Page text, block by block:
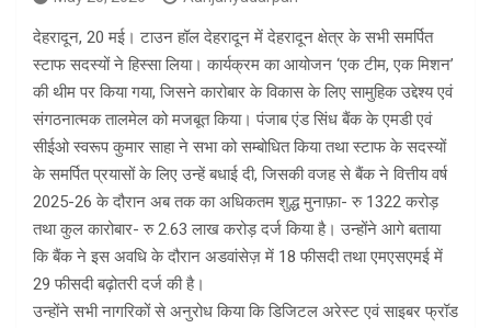
देहरादून, 20 मई। टाउन हॉल देहरादून में देहरादून क्षेत्र के सभी समर्पित
स्टाफ सदस्यों ने हिस्सा लिया। कार्यक्रम का आयोजन ‘एक टीम, एक मिशन’
की थीम पर किया गया, जिसने कारोबार के विकास के लिए सामुहिक उद्देश्य एवं
संगठनात्मक तालमेल को मजबूत किया। पंजाब एंड सिंध बैंक के एमडी एवं
सीईओ स्वरूप कुमार साहा ने सभा को सम्बोधित किया तथा स्टाफ के सदस्यों
के समर्पित प्रयासों के लिए उन्हें बधाई दी, जिसकी वजह से बैंक ने वित्तीय वर्ष
2025-26 के दौरान अब तक का अधिकतम शुद्ध मुनाफ़ा- रु 1322 करोड़
तथा कुल कारोबार- रु 2.63 लाख करोड़ दर्ज किया है। उन्होंने आगे बताया
कि बैंक ने इस अवधि के दौरान अडवांसेज़ में 18 फीसदी तथा एमएसएमई में
29 फीसदी बढ़ोतरी दर्ज की है।
उन्होंने सभी नागरिकों से अनुरोध किया कि डिजिटल अरेस्ट एवं साइबर फ्रॉड